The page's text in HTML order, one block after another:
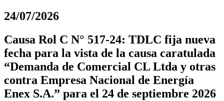
24/07/2026
Causa Rol C N° 517-24: TDLC fija nueva
fecha para la vista de la causa caratulada
“Demanda de Comercial CL Ltda y otras
contra Empresa Nacional de Energía
Enex S.A.” para el 24 de septiembre 2026